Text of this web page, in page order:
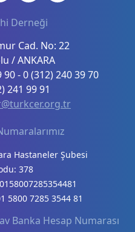
Derneği
Cad. No: 22
/ ANKARA
- 0 (312) 240 39 70
241 99 91
Hastaneler Şubesi
378
5800 7285 3544 81
Banka Hesap Numarası